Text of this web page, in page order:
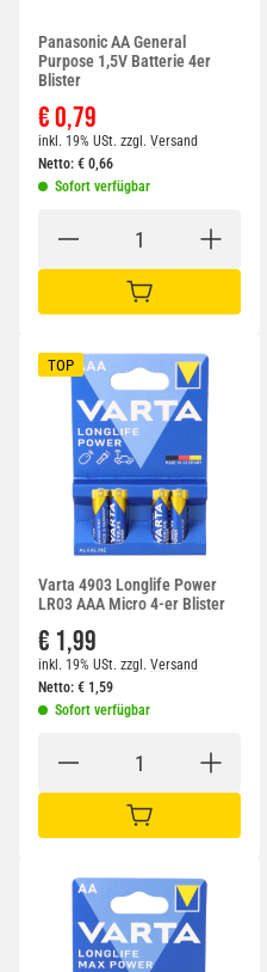
Panasonic AA General
Purpose 1,5V Batterie 4er
Blister
€ 0,79
inkl. 19% USt. zzgl. Versand
Netto: € 0,66
Sofort verfügbar
IN DEN WARENKORB
TOP
Varta 4903 Longlife Power
LR03 AAA Micro 4-er Blister
€ 1,99
inkl. 19% USt. zzgl. Versand
Netto: € 1,59
Sofort verfügbar
IN DEN WARENKORB